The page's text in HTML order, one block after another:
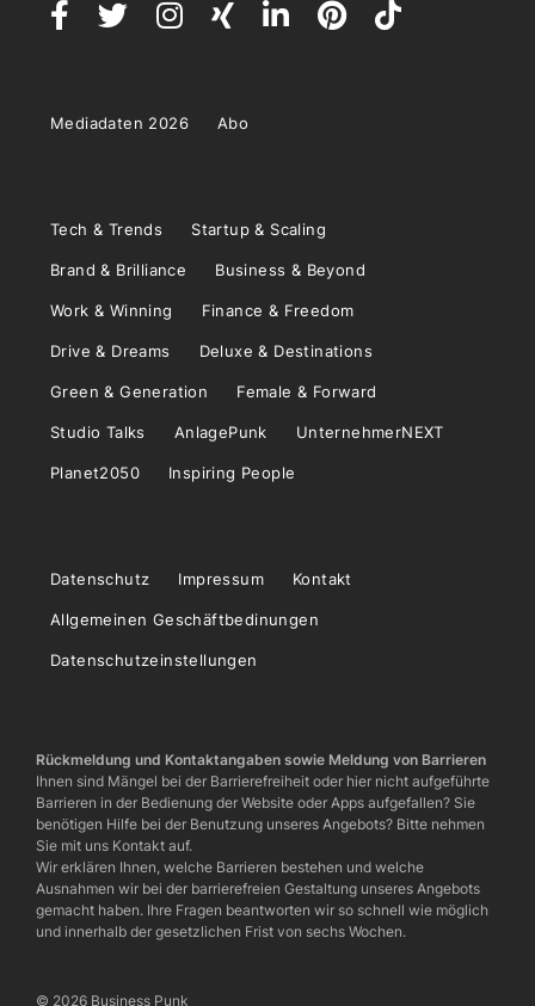
Mediadaten 2026 Abo
Tech & Trends Startup & Scaling
Brand & Brilliance Business & Beyond
Work & Winning Finance & Freedom
Drive & Dreams Deluxe & Destinations
Green & Generation Female & Forward
Studio Talks AnlagePunk UnternehmerNEXT
Planet2050 Inspiring People
Datenschutz Impressum Kontakt
Allgemeinen Geschäftbedinungen
Datenschutzeinstellungen
Rückmeldung und Kontaktangaben sowie Meldung von Barrieren
Ihnen sind Mängel bei der Barrierefreiheit oder hier nicht aufgeführte
Barrieren in der Bedienung der Website oder Apps aufgefallen? Sie
benötigen Hilfe bei der Benutzung unseres Angebots? Bitte nehmen
Sie mit uns Kontakt auf.
Wir erklären Ihnen, welche Barrieren bestehen und welche
Ausnahmen wir bei der barrierefreien Gestaltung unseres Angebots
gemacht haben. Ihre Fragen beantworten wir so schnell wie möglich
und innerhalb der gesetzlichen Frist von sechs Wochen.
© 2026 Business Punk